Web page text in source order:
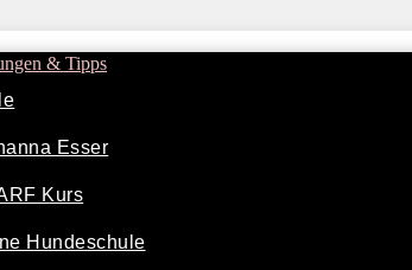
& Tipps
Esser
Kurs
Hundeschule